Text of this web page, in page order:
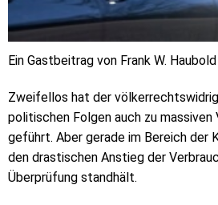
Ein Gastbeitrag von Frank W. Haubold
Zweifellos hat der
politischen Folgen auch zu
geführt. Aber gerade im Bereich der
den drastischen Anstieg der
Überprüfung standhält.